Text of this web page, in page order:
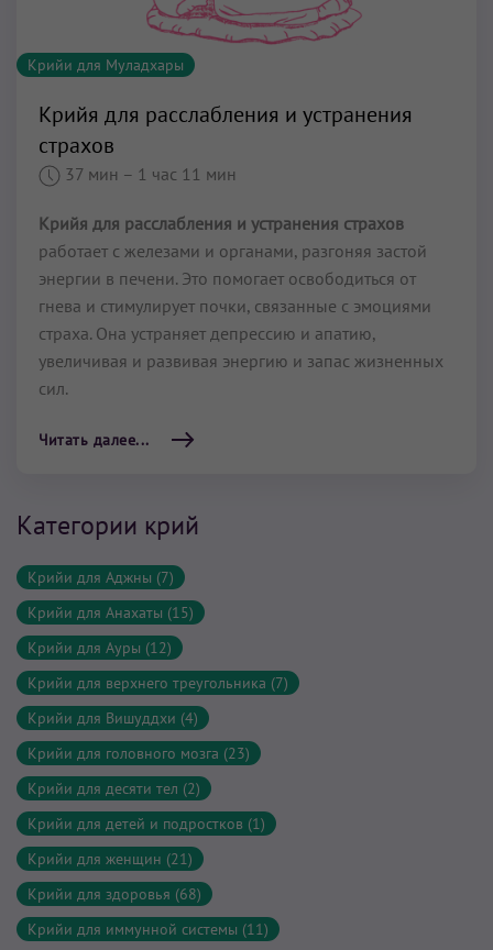
Крийи для Муладхары
Крийя для расслабления и устранения
страхов
37 мин – 1 час 11 мин
Крийя для расслабления и устранения страхов
работает с железами и органами, разгоняя застой
энергии в печени. Это помогает освободиться от
гнева и стимулирует почки, связанные с эмоциями
страха. Она устраняет депрессию и апатию,
увеличивая и развивая энергию и запас жизненных
сил.
Читать далее...
Категории крий
Крийи для Аджны (7)
Крийи для Анахаты (15)
Крийи для Ауры (12)
Крийи для верхнего треугольника (7)
Крийи для Вишуддхи (4)
Крийи для головного мозга (23)
Крийи для десяти тел (2)
Крийи для детей и подростков (1)
Крийи для женщин (21)
Крийи для здоровья (68)
Крийи для иммунной системы (11)